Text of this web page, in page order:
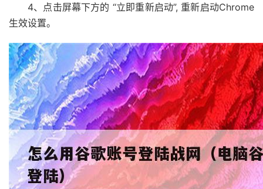
4、点击屏幕下方的 “立即重新启动”, 重新启动Chrome
生效设置。